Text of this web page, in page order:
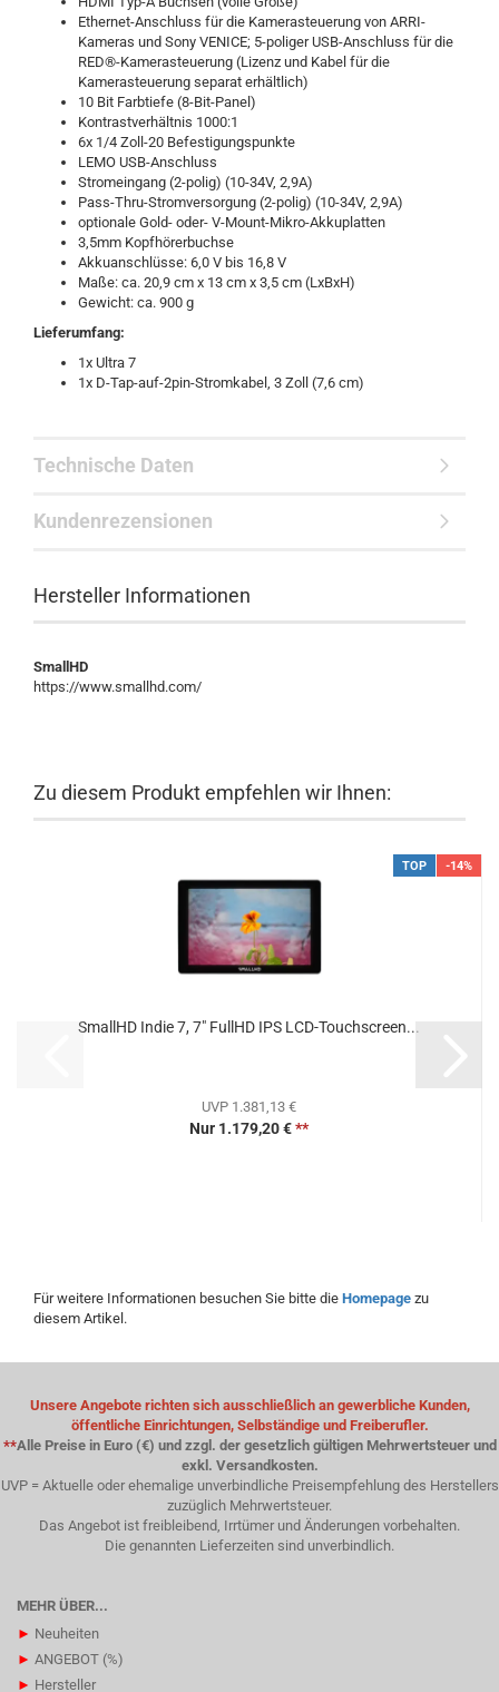
Ethernet-Anschluss für die Kamerasteuerung von ARRI-
Kameras und Sony VENICE; 5-poliger USB-Anschluss für die
RED®-Kamerasteuerung (Lizenz und Kabel für die
Kamerasteuerung separat erhältlich)
10 Bit Farbtiefe (8-Bit-Panel)
Kontrastverhältnis 1000:1
6x 1/4 Zoll-20 Befestigungspunkte
LEMO USB-Anschluss
Stromeingang (2-polig) (10-34V, 2,9A)
Pass-Thru-Stromversorgung (2-polig) (10-34V, 2,9A)
optionale Gold- oder- V-Mount-Mikro-Akkuplatten
3,5mm Kopfhörerbuchse
Akkuanschlüsse: 6,0 V bis 16,8 V
Maße: ca. 20,9 cm x 13 cm x 3,5 cm (LxBxH)
Gewicht: ca. 900 g
Lieferumfang:
1x Ultra 7
1x D-Tap-auf-2pin-Stromkabel, 3 Zoll (7,6 cm)
Technische Daten
Kundenrezensionen
Hersteller Informationen
SmallHD
https://www.smallhd.com/
Zu diesem Produkt empfehlen wir Ihnen:
TOP -14%
SmallHD Indie 7, 7" FullHD IPS LCD-Touchscreen...
UVP 1.381,13 €
Nur 1.179,20 €**
Für weitere Informationen besuchen Sie bitte die Homepage zu
diesem Artikel.
Unsere Angebote richten sich ausschließlich an gewerbliche Kunden,
öffentliche Einrichtungen, Selbständige und Freiberufler.
**Alle Preise in Euro (€) und zzgl. der gesetzlich gültigen Mehrwertsteuer und
exkl. Versandkosten.
UVP = Aktuelle oder ehemalige unverbindliche Preisempfehlung des Herstellers
zuzüglich Mehrwertsteuer.
Das Angebot ist freibleibend, Irrtümer und Änderungen vorbehalten.
Die genannten Lieferzeiten sind unverbindlich.
MEHR ÜBER...
► Neuheiten
► ANGEBOT (%)
► Hersteller